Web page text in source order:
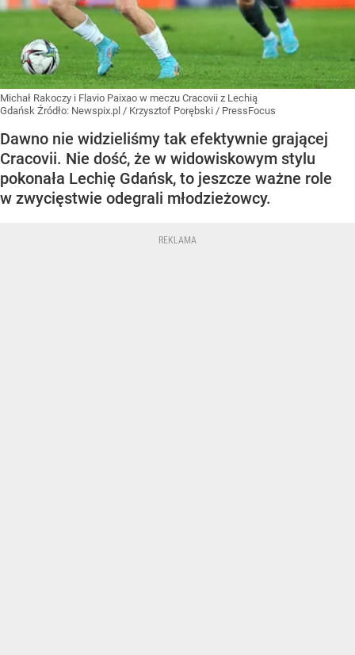
Michał Rakoczy i Flavio Paixao w meczu Cracovii z Lechią
Gdańsk Źródło: Newspix.pl / Krzysztof Porębski / PressFocus
Dawno nie widzieliśmy tak efektywnie grającej
Cracovii. Nie dość, że w widowiskowym stylu
pokonała Lechię Gdańsk, to jeszcze ważne role
w zwycięstwie odegrali młodzieżowcy.